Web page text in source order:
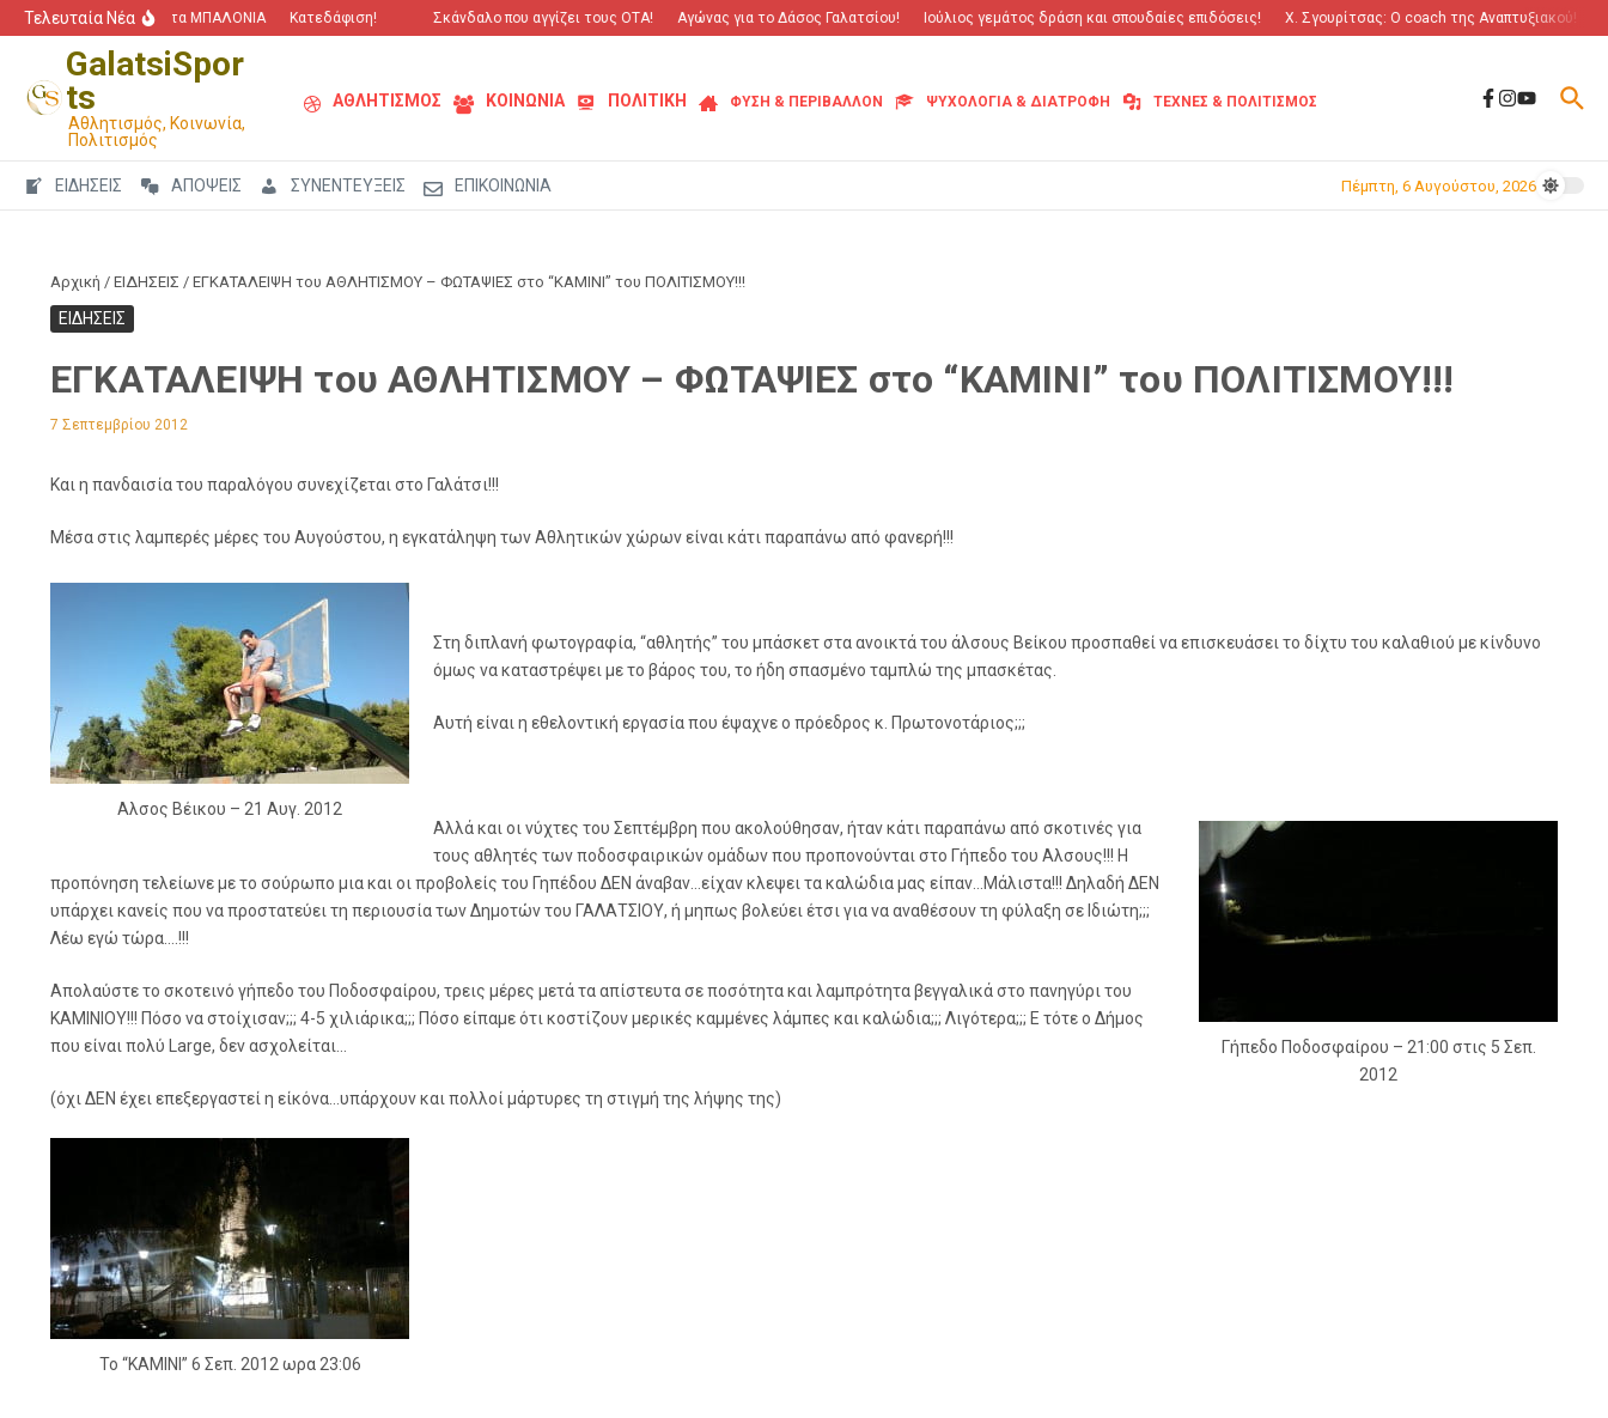
Μετάβαση στο περιεχόμενο
Τελευταία Νέα
“Πόλεμος” για τα ΜΠΑΛΟΝΙΑ Κατεδάφιση! Σκάνδαλο που αγγίζει τους ΟΤΑ! Αγώνας για το Δάσος Γαλατσίου! Ιούλιος γεμάτος δράση και σπουδαίες επιδόσεις! Χ. Σγουρίτσας: O coach της Αναπτυξιακού!
GalatsiSpor
ts
Αθλητισμός, Κοινωνία,
Πολιτισμός
ΑΘΛΗΤΙΣΜΟΣ ΚΟΙΝΩΝΙΑ ΠΟΛΙΤΙΚΗ ΦΥΣΗ & ΠΕΡΙΒΑΛΛΟΝ ΨΥΧΟΛΟΓΙΑ & ΔΙΑΤΡΟΦΗ ΤΕΧΝΕΣ & ΠΟΛΙΤΙΣΜΟΣ
ΕΙΔΗΣΕΙΣ ΑΠΟΨΕΙΣ ΣΥΝΕΝΤΕΥΞΕΙΣ ΕΠΙΚΟΙΝΩΝΙΑ Πέμπτη, 6 Αυγούστου, 2026
Αρχική / ΕΙΔΗΣΕΙΣ / ΕΓΚΑΤΑΛΕΙΨΗ του ΑΘΛΗΤΙΣΜΟΥ – ΦΩΤΑΨΙΕΣ στο “ΚΑΜΙΝΙ” του ΠΟΛΙΤΙΣΜΟΥ!!!
ΕΙΔΗΣΕΙΣ
ΕΓΚΑΤΑΛΕΙΨΗ του ΑΘΛΗΤΙΣΜΟΥ – ΦΩΤΑΨΙΕΣ στο “ΚΑΜΙΝΙ” του ΠΟΛΙΤΙΣΜΟΥ!!!
7 Σεπτεμβρίου 2012
Και η πανδαισία του παραλόγου συνεχίζεται στο Γαλάτσι!!!
Μέσα στις λαμπερές μέρες του Αυγούστου, η εγκατάληψη των Αθλητικών χώρων είναι κάτι παραπάνω από φανερή!!!
Αλσος Βέικου – 21 Αυγ. 2012
Στη διπλανή φωτογραφία, “αθλητής” του μπάσκετ στα ανοικτά του άλσους Βείκου προσπαθεί να επισκευάσει το δίχτυ του καλαθιού με κίνδυνο
όμως να καταστρέψει με το βάρος του, το ήδη σπασμένο ταμπλώ της μπασκέτας.
Αυτή είναι η εθελοντική εργασία που έψαχνε ο πρόεδρος κ. Πρωτονοτάριος;;;
Γήπεδο Ποδοσφαίρου – 21:00 στις 5 Σεπ.
2012
Αλλά και οι νύχτες του Σεπτέμβρη που ακολούθησαν, ήταν κάτι παραπάνω από σκοτινές για
τους αθλητές των ποδοσφαιρικών ομάδων που προπονούνται στο Γήπεδο του Αλσους!!! Η
προπόνηση τελείωνε με το σούρωπο μια και οι προβολείς του Γηπέδου ΔΕΝ άναβαν…είχαν κλεψει τα καλώδια μας είπαν…Μάλιστα!!! Δηλαδή ΔΕΝ
υπάρχει κανείς που να προστατεύει τη περιουσία των Δημοτών του ΓΑΛΑΤΣΙΟΥ, ή μηπως βολεύει έτσι για να αναθέσουν τη φύλαξη σε Ιδιώτη;;;
Λέω εγώ τώρα….!!!
Απολαύστε το σκοτεινό γήπεδο του Ποδοσφαίρου, τρεις μέρες μετά τα απίστευτα σε ποσότητα και λαμπρότητα βεγγαλικά στο πανηγύρι του
ΚΑΜΙΝΙΟΥ!!! Πόσο να στοίχισαν;;; 4-5 χιλιάρικα;;; Πόσο είπαμε ότι κοστίζουν μερικές καμμένες λάμπες και καλώδια;;; Λιγότερα;;; Ε τότε ο Δήμος
που είναι πολύ Large, δεν ασχολείται…
(όχι ΔΕΝ έχει επεξεργαστεί η είκόνα…υπάρχουν και πολλοί μάρτυρες τη στιγμή της λήψης της)
Το “ΚΑΜΙΝΙ” 6 Σεπ. 2012 ωρα 23:06